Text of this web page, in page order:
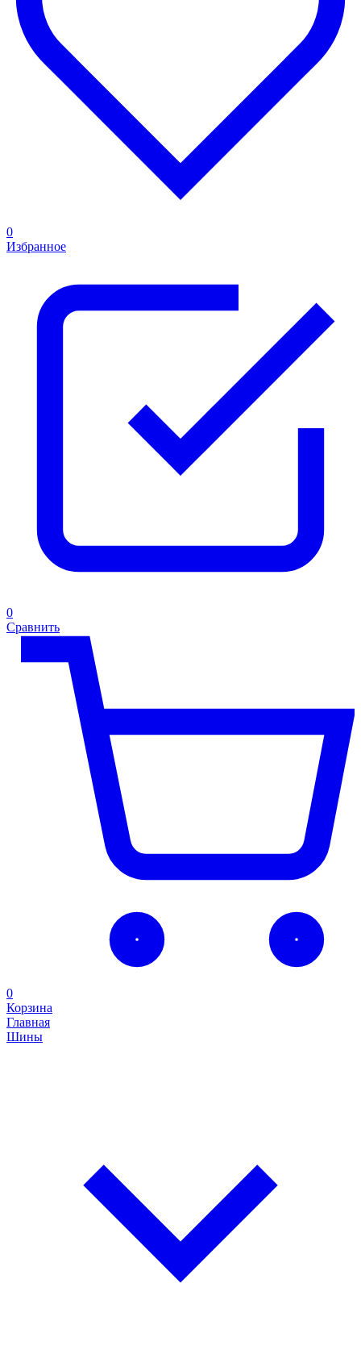
0
Избранное
0
Сравнить
0
Корзина
Главная
Шины